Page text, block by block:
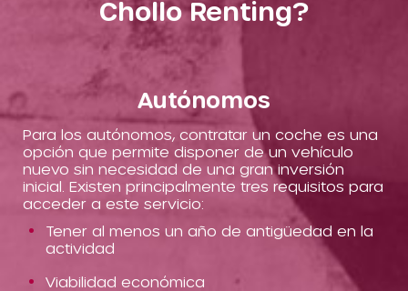
Chollo Renting?
Autónomos
Para los autónomos, contratar un coche es una
opción que permite disponer de un vehículo
nuevo sin necesidad de una gran inversión
inicial. Existen principalmente tres requisitos para
acceder a este servicio:
Tener al menos un año de antigüedad en la
actividad
Viabilidad económica